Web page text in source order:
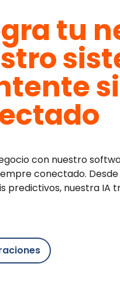
tu
con nuestro
conectado.
predictivos, nuestra